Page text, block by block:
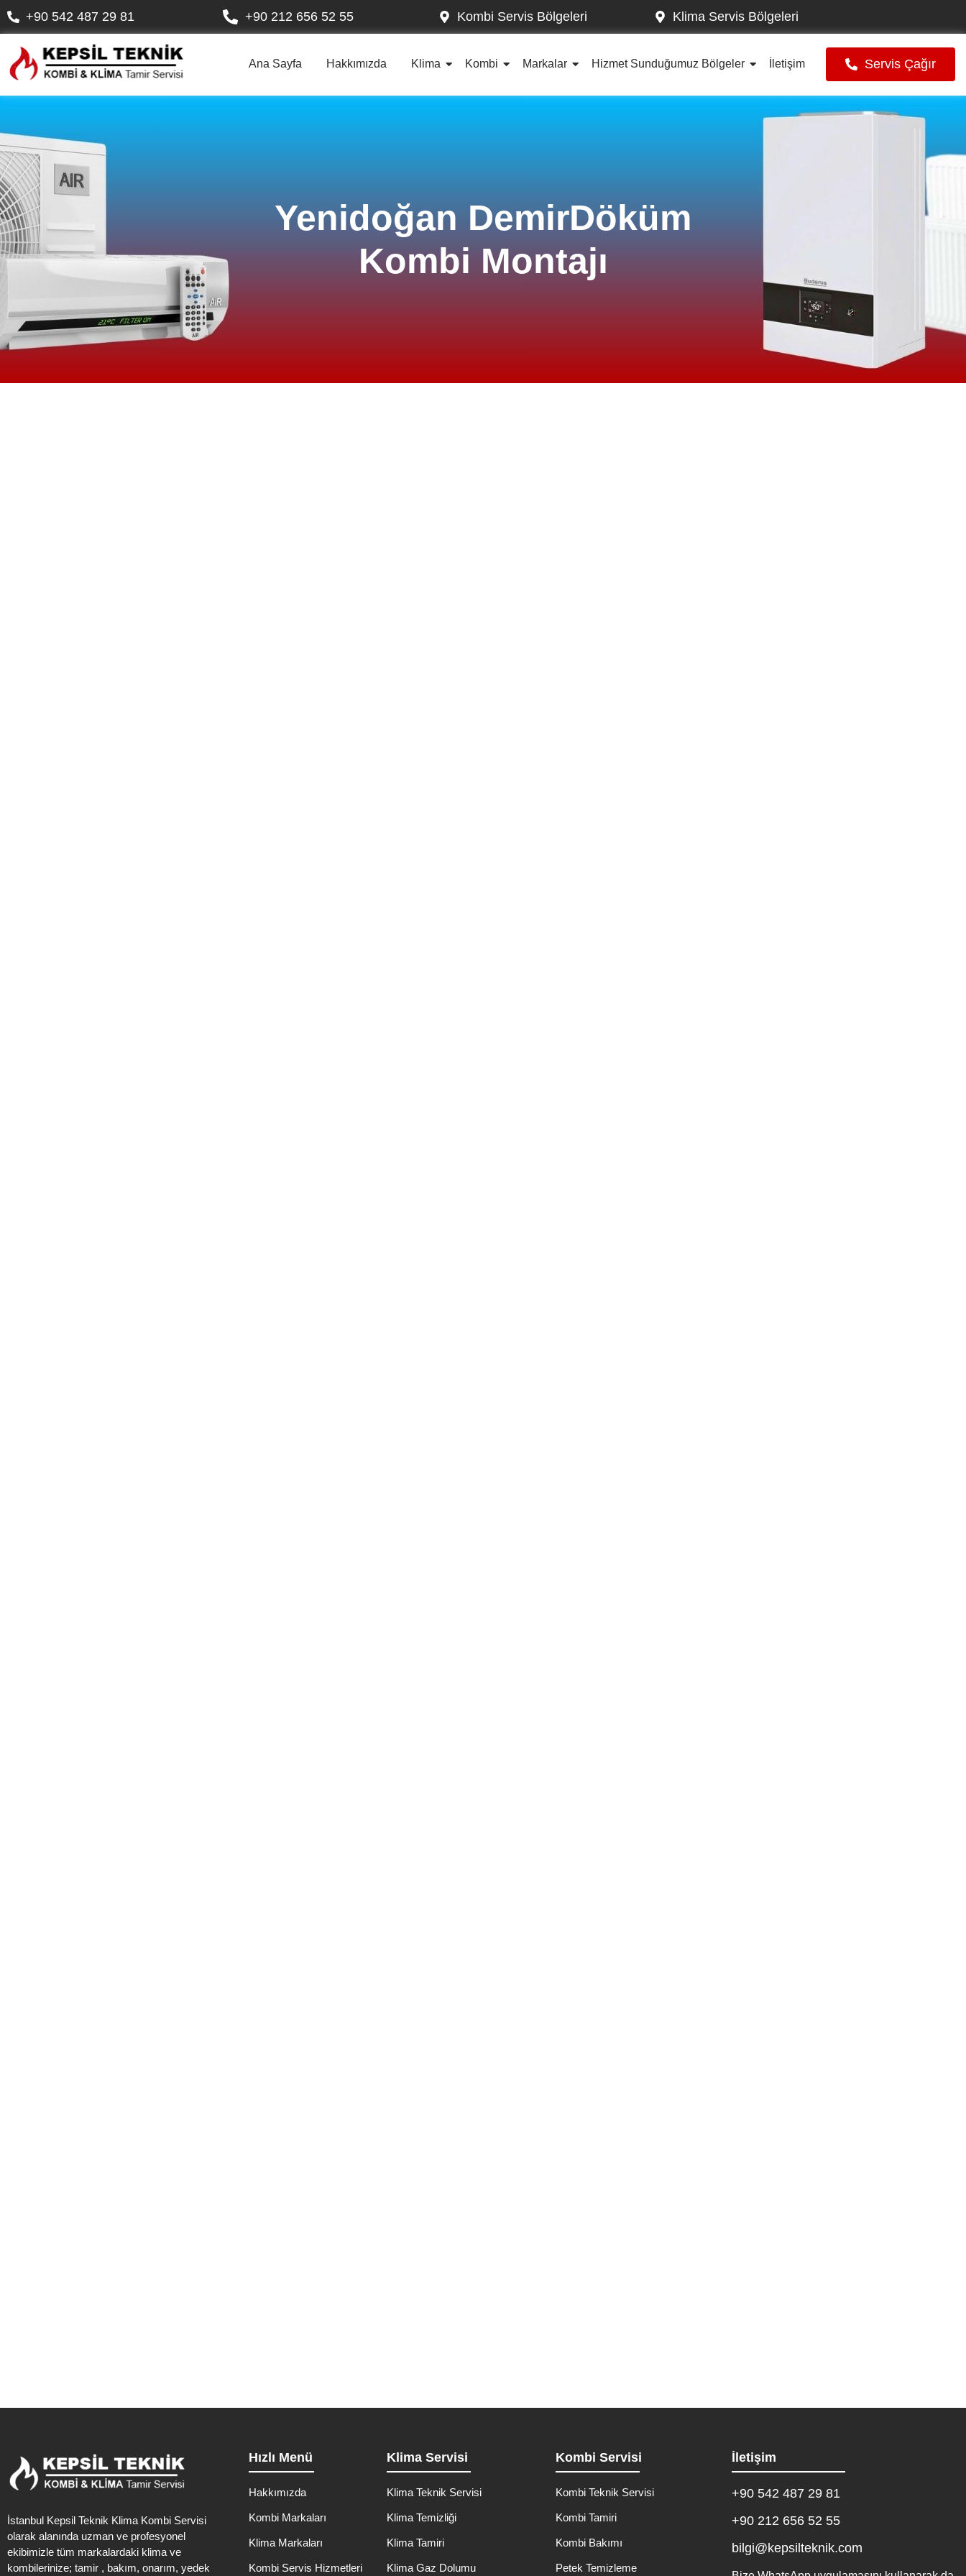
+90 542 487 29 81 +90 212 656 52 55 Kombi Servis Bölgeleri Klima Servis Bölgeleri
Ana Sayfa Hakkımızda Klima Kombi Markalar Hizmet Sunduğumuz Bölgeler İletişim Servis Çağır
Yenidoğan DemirDöküm
Kombi Montajı
İstanbul Kepsil Teknik Klima Kombi Servisi
olarak alanında uzman ve profesyonel
ekibimizle tüm markalardaki klima ve
kombilerinize; tamir , bakım, onarım, yedek
Hızlı Menü
Hakkımızda
Kombi Markaları
Klima Markaları
Kombi Servis Hizmetleri
Klima Servisi
Klima Teknik Servisi
Klima Temizliği
Klima Tamiri
Klima Gaz Dolumu
Kombi Servisi
Kombi Teknik Servisi
Kombi Tamiri
Kombi Bakımı
Petek Temizleme
İletişim
+90 542 487 29 81
+90 212 656 52 55
bilgi@kepsilteknik.com